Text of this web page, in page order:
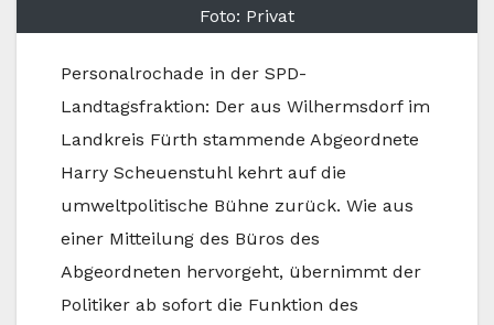
Foto: Privat
Personalrochade in der SPD-
Landtagsfraktion: Der aus Wilhermsdorf im
Landkreis Fürth stammende Abgeordnete
Harry Scheuenstuhl kehrt auf die
umweltpolitische Bühne zurück. Wie aus
einer Mitteilung des Büros des
Abgeordneten hervorgeht, übernimmt der
Politiker ab sofort die Funktion des